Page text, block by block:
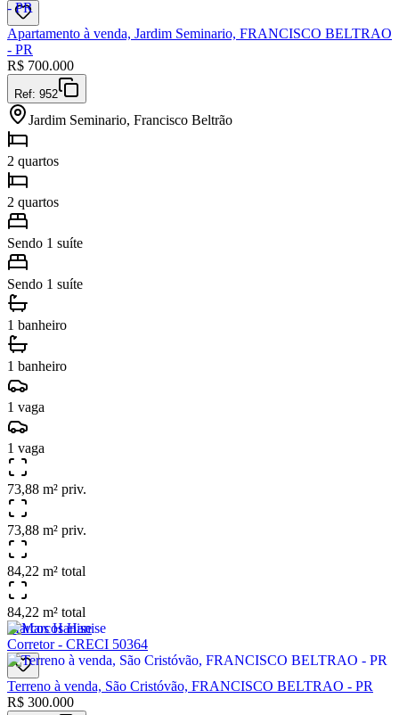
Apartamento à venda, Jardim Seminario, FRANCISCO BELTRAO
- PR
R$ 700.000
Ref: 952
Jardim Seminario, Francisco Beltrão
2 quartos
2 quartos
Sendo 1 suíte
Sendo 1 suíte
1 banheiro
1 banheiro
1 vaga
1 vaga
73,88 m² priv.
73,88 m² priv.
84,22 m² total
84,22 m² total
Marcos Hanise
Corretor - CRECI 50364
Terreno à venda, São Cristóvão, FRANCISCO BELTRAO - PR
R$ 300.000